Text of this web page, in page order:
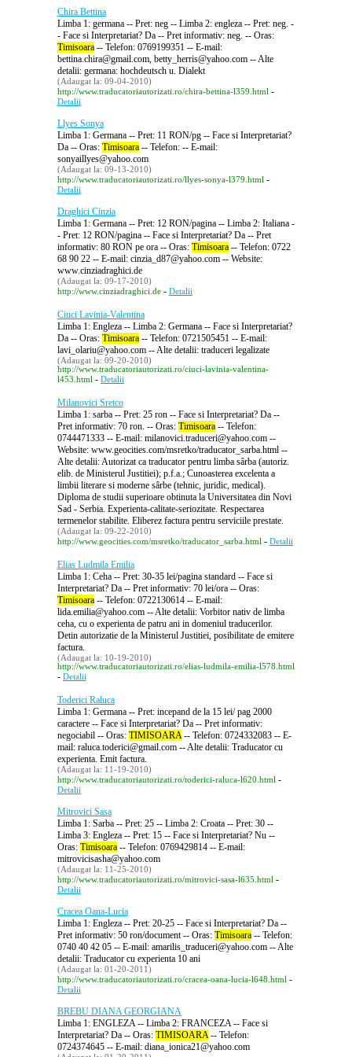
Chira Bettina
Limba 1: germana -- Pret: neg -- Limba 2: engleza -- Pret: neg. -
- Face si Interpretariat? Da -- Pret informativ: neg. -- Oras:
Timisoara-- Telefon: 0769199351 -- E-mail:
bettina.chira@gmail.com, betty_herris@yahoo.com -- Alte
detalii: germana: hochdeutsch u. Dialekt
(Adaugat la: 09-04-2010)
http://www.traducatoriautorizati.ro/chira-bettina-l359.html-
Detalii
Llyes Sonya
Limba 1: Germana -- Pret: 11 RON/pg -- Face si Interpretariat?
Da -- Oras: Timisoara-- Telefon: -- E-mail:
sonyaillyes@yahoo.com
(Adaugat la: 09-13-2010)
http://www.traducatoriautorizati.ro/llyes-sonya-l379.html-
Detalii
Draghici Cinzia
Limba 1: Germana -- Pret: 12 RON/pagina -- Limba 2: Italiana -
- Pret: 12 RON/pagina -- Face si Interpretariat? Da -- Pret
informativ: 80 RON pe ora -- Oras: Timisoara-- Telefon: 0722
68 90 22 -- E-mail: cinzia_d87@yahoo.com -- Website:
www.cinziadraghici.de
(Adaugat la: 09-17-2010)
http://www.cinziadraghici.de- Detalii
Ciuci Lavinia-Valentina
Limba 1: Engleza -- Limba 2: Germana -- Face si Interpretariat?
Da -- Oras: Timisoara-- Telefon: 0721505451 -- E-mail:
lavi_olariu@yahoo.com -- Alte detalii: traduceri legalizate
(Adaugat la: 09-20-2010)
http://www.traducatoriautorizati.ro/ciuci-lavinia-valentina-
l453.html- Detalii
Milanovici Sretco
Limba 1: sarba -- Pret: 25 ron -- Face si Interpretariat? Da --
Pret informativ: 70 ron. -- Oras: Timisoara-- Telefon:
0744471333 -- E-mail: milanovici.traduceri@yahoo.com --
Website: www.geocities.com/msretko/traducator_sarba.html --
Alte detalii: Autorizat ca traducator pentru limba sârba (autoriz.
elib. de Ministerul Justitiei); p.f.a.; Cunoasterea excelenta a
limbii literare si moderne sârbe (tehnic, juridic, medical).
Diploma de studii superioare obtinuta la Universitatea din Novi
Sad - Serbia. Experienta-calitate-seriozitate. Respectarea
termenelor stabilite. Eliberez factura pentru serviciile prestate.
(Adaugat la: 09-22-2010)
http://www.geocities.com/msretko/traducator_sarba.html- Detalii
Elias Ludmila Emilia
Limba 1: Ceha -- Pret: 30-35 lei/pagina standard -- Face si
Interpretariat? Da -- Pret informativ: 70 lei/ora -- Oras:
Timisoara-- Telefon: 0722130614 -- E-mail:
lida.emilia@yahoo.com -- Alte detalii: Vorbitor nativ de limba
ceha, cu o experienta de patru ani in domeniul traducerilor.
Detin autorizatie de la Ministerul Justitiei, posibilitate de emitere
factura.
(Adaugat la: 10-19-2010)
http://www.traducatoriautorizati.ro/elias-ludmila-emilia-l578.html
- Detalii
Toderici Raluca
Limba 1: Germana -- Pret: incepand de la 15 lei/ pag 2000
caractere -- Face si Interpretariat? Da -- Pret informativ:
negociabil -- Oras: TIMISOARA-- Telefon: 0724332083 -- E-
mail: raluca.toderici@gmail.com -- Alte detalii: Traducator cu
experienta. Emit factura.
(Adaugat la: 11-19-2010)
http://www.traducatoriautorizati.ro/toderici-raluca-l620.html-
Detalii
Mitrovici Sasa
Limba 1: Sarba -- Pret: 25 -- Limba 2: Croata -- Pret: 30 --
Limba 3: Engleza -- Pret: 15 -- Face si Interpretariat? Nu --
Oras: Timisoara-- Telefon: 0769429814 -- E-mail:
mitrovicisasha@yahoo.com
(Adaugat la: 11-25-2010)
http://www.traducatoriautorizati.ro/mitrovici-sasa-l635.html-
Detalii
Cracea Oana-Lucia
Limba 1: Engleza -- Pret: 20-25 -- Face si Interpretariat? Da --
Pret informativ: 50 ron/document -- Oras: Timisoara-- Telefon:
0740 40 42 05 -- E-mail: amarilis_traduceri@yahoo.com -- Alte
detalii: Traducator cu experienta 10 ani
(Adaugat la: 01-20-2011)
http://www.traducatoriautorizati.ro/cracea-oana-lucia-l648.html-
Detalii
BREBU DIANA GEORGIANA
Limba 1: ENGLEZA -- Limba 2: FRANCEZA -- Face si
Interpretariat? Da -- Oras: TIMISOARA-- Telefon:
0724374645 -- E-mail: diana_ionica21@yahoo.com